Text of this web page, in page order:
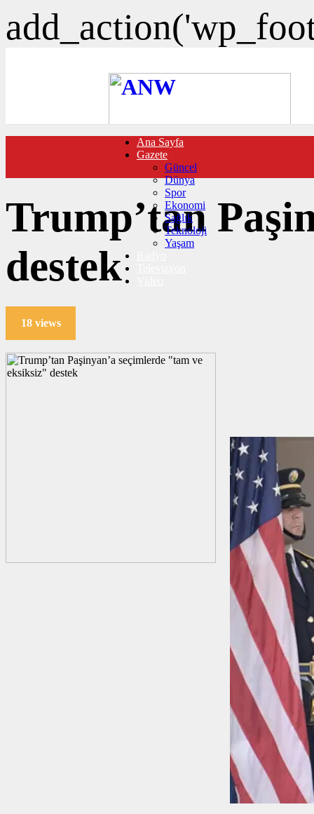
FOTO GALERİ
VIDEO GALERİ
TRAFİK DURUMU
NÖBETÇİ ECZANELER
CANLI SONUÇLAR
HABER GÖNDER
BURÇLAR
İLETİŞİM
Ana Sayfa
Gazete
Güncel
Dünya
Spor
Ekonomi
Sağlık
Teknoloji
Yaşam
Trump’tan
destek
18 views